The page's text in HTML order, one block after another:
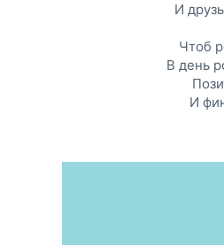
И
Чтоб
В день
И